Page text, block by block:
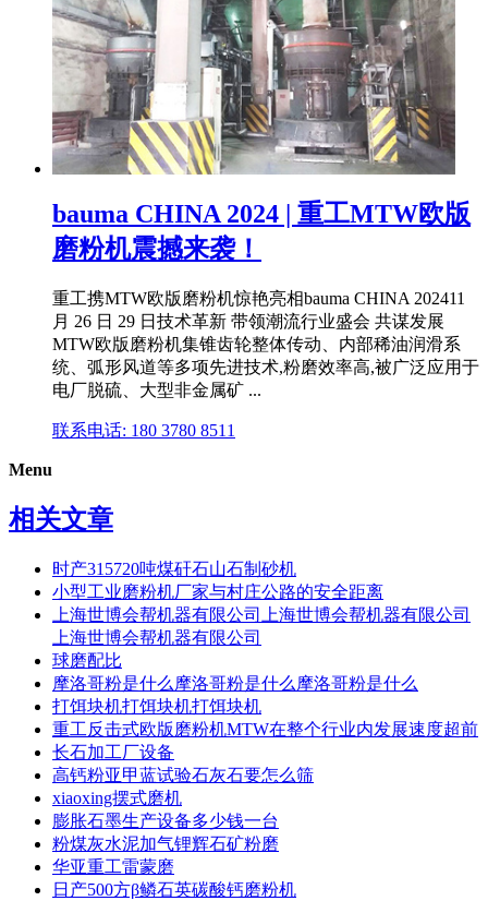
bauma CHINA 2024 | 重工MTW欧版
磨粉机震撼来袭！
重工携MTW欧版磨粉机惊艳亮相bauma CHINA 202411
月 26 日 29 日技术革新 带领潮流行业盛会 共谋发展
MTW欧版磨粉机集锥齿轮整体传动、内部稀油润滑系
统、弧形风道等多项先进技术,粉磨效率高,被广泛应用于
电厂脱硫、大型非金属矿 ...
联系电话: 180 3780 8511
Menu
相关文章
时产315720吨煤矸石山石制砂机
小型工业磨粉机厂家与村庄公路的安全距离
上海世博会帮机器有限公司上海世博会帮机器有限公司
上海世博会帮机器有限公司
球磨配比
摩洛哥粉是什么摩洛哥粉是什么摩洛哥粉是什么
打饵块机打饵块机打饵块机
重工反击式欧版磨粉机MTW在整个行业内发展速度超前
长石加工厂设备
高钙粉亚甲蓝试验石灰石要怎么筛
xiaoxing摆式磨机
膨胀石墨生产设备多少钱一台
粉煤灰水泥加气锂辉石矿粉磨
华亚重工雷蒙磨
日产500方β鳞石英碳酸钙磨粉机